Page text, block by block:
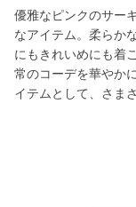
優雅なピンクのサー
なアイテム。柔らか
にもきれいめにも着
常のコーデを華やか
イテムとして、さま